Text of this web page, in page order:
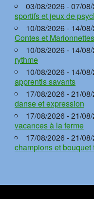
03/08/2026 - 07/
sportifs et jeux de
10/08/2026 - 14/
Contes et Marionnettes
10/08/2026 - 14/
rythme
10/08/2026 - 14/
apprentis savants
17/08/2026 - 21/
danse et expression
17/08/2026 - 21/
vacances à la ferme
17/08/2026 - 21/
champions et bouquet